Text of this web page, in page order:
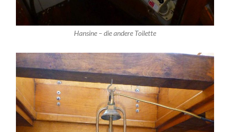
Hansine – die andere Toilette